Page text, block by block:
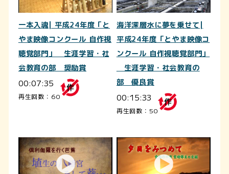
一本入魂| 平成24年度「と
やま映像コンクール 自作視
聴覚部門」 生涯学習・社
会教育の部 奨励賞
00:07:35
再生回数：60
海洋深層水に夢を乗せて|
平成24年度「とやま映像コ
ンクール 自作視聴覚部門」
生涯学習・社会教育の
部 優良賞
00:15:33
再生回数：50